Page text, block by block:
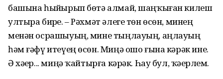
башына һыйҙырып бөтә алмай, шаңҡыған килеш
ултыра бирҙе. – Рәхмәт әлеге төн өсөн, минең
менән осрашыуың, мине тыңлауың, аңлауың
һәм ғәфү итеүең өсөн. Миңә ошо ғына кәрәк ине.
Ә хәҙер... миңә ҡайтырға кәрәк. Һау бул, ҡәҙерлем.